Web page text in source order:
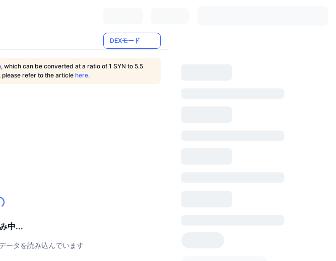
DEXモード
, which can be converted at a ratio of 1 SYN to 5.5
refer to the article here.
中...
ータを読み込んでいます